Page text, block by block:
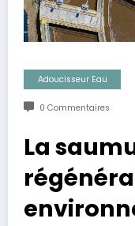
Adoucisseur Eau
0 Commentaires
La